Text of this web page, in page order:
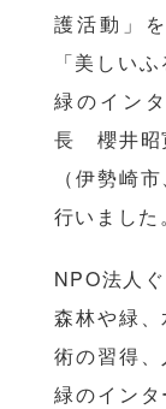
護活動」
「美しい
緑のイン
長 櫻井昭
（伊勢崎
行いました。
NPO法人
森林や緑
術の習得
緑のイン